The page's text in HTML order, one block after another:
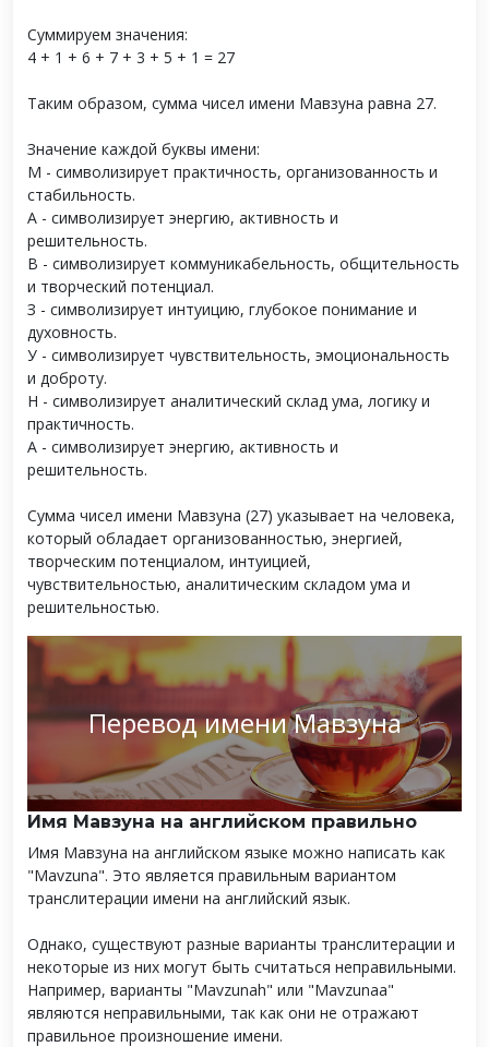
Суммируем значения:
4 + 1 + 6 + 7 + 3 + 5 + 1 = 27
Таким образом, сумма чисел имени Мавзуна равна 27.
Значение каждой буквы имени:
М - символизирует практичность, организованность и
стабильность.
А - символизирует энергию, активность и
решительность.
В - символизирует коммуникабельность, общительность
и творческий потенциал.
З - символизирует интуицию, глубокое понимание и
духовность.
У - символизирует чувствительность, эмоциональность
и доброту.
Н - символизирует аналитический склад ума, логику и
практичность.
А - символизирует энергию, активность и
решительность.
Сумма чисел имени Мавзуна (27) указывает на человека,
который обладает организованностью, энергией,
творческим потенциалом, интуицией,
чувствительностью, аналитическим складом ума и
решительностью.
Перевод имени Мавзуна
Имя Мавзуна на английском правильно
Имя Мавзуна на английском языке можно написать как
"Mavzuna". Это является правильным вариантом
транслитерации имени на английский язык.
Однако, существуют разные варианты транслитерации и
некоторые из них могут быть считаться неправильными.
Например, варианты "Mavzunah" или "Mavzunaa"
являются неправильными, так как они не отражают
правильное произношение имени.